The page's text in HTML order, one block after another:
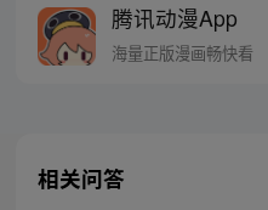
桥梁。 他遇到
化，成为仙道
腾讯动漫App
海量正版漫画畅快看
相关问答